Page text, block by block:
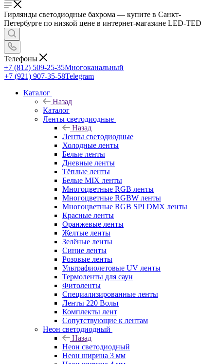
Гирлянды светодиодные бахрома — купите в Санкт-
Петербурге по низкой цене в интернет-магазине LED-TED
Телефоны
+7 (812) 509-25-35Многоканальный
+7 (921) 907-35-58Telegram
Каталог
Назад
Каталог
Ленты светодиодные
Назад
Ленты светодиодные
Холодные ленты
Белые ленты
Дневные ленты
Тёплые ленты
Белые MIX ленты
Многоцветные RGB ленты
Многоцветные RGBW ленты
Многоцветные RGB SPI DMX ленты
Красные ленты
Оранжевые ленты
Желтые ленты
Зелёные ленты
Синие ленты
Розовые ленты
Ультрафиолетовые UV ленты
Термоленты для саун
Фитоленты
Специализированные ленты
Ленты 220 Вольт
Комплекты лент
Сопутствующие к лентам
Неон светодиодный
Назад
Неон светодиодный
Неон ширина 3 мм